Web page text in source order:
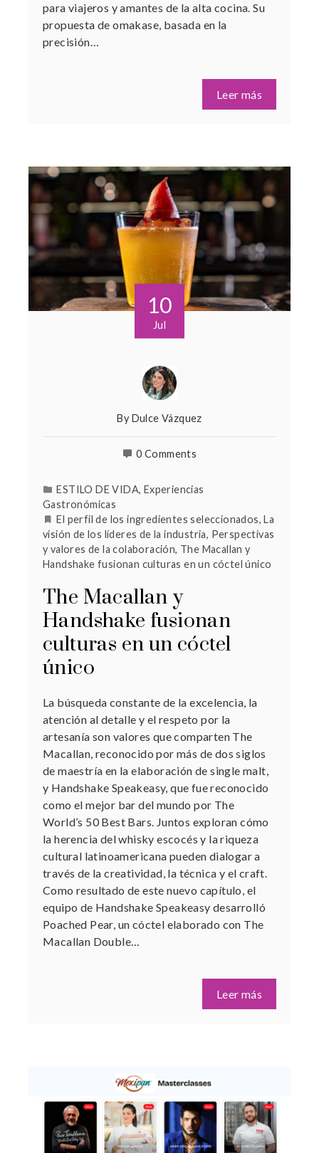
para viajeros y amantes de la alta cocina. Su
propuesta de omakase, basada en la
precisión…
Leer más
10
Jul
By Dulce Vázquez
0 Comments
ESTILO DE VIDA, Experiencias
Gastronómicas
El perfil de los ingredientes seleccionados,La
visión de los líderes de la industria, Perspectivas
y valores de la colaboración, The Macallan y
Handshake fusionan culturas en un cóctel único
The Macallan y
Handshake fusionan
culturas en un cóctel
único
La búsqueda constante de la excelencia, la
atención al detalle y el respeto por la
artesanía son valores que comparten The
Macallan, reconocido por más de dos siglos
de maestría en la elaboración de single malt,
y Handshake Speakeasy, que fue reconocido
como el mejor bar del mundo por The
World’s 50 Best Bars. Juntos exploran cómo
la herencia del whisky escocés y la riqueza
cultural latinoamericana pueden dialogar a
través de la creatividad, la técnica y el craft.
Como resultado de este nuevo capítulo, el
equipo de Handshake Speakeasy desarrolló
Poached Pear, un cóctel elaborado con The
Macallan Double…
Leer más